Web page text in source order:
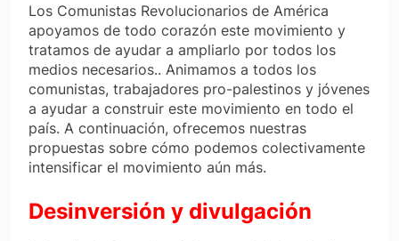
Los Comunistas Revolucionarios de América
apoyamos de todo corazón este movimiento y
tratamos de ayudar a ampliarlo por todos los
medios necesarios.. Animamos a todos los
comunistas, trabajadores pro-palestinos y jóvenes
a ayudar a construir este movimiento en todo el
país. A continuación, ofrecemos nuestras
propuestas sobre cómo podemos colectivamente
intensificar el movimiento aún más.
Desinversión y divulgación